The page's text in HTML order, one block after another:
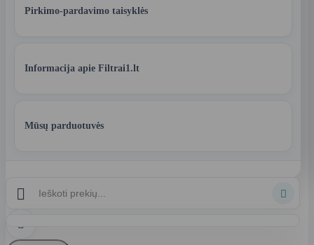
Pirkimo-pardavimo taisyklės
Informacija apie Filtrai1.lt
Mūsų parduotuvės
 
